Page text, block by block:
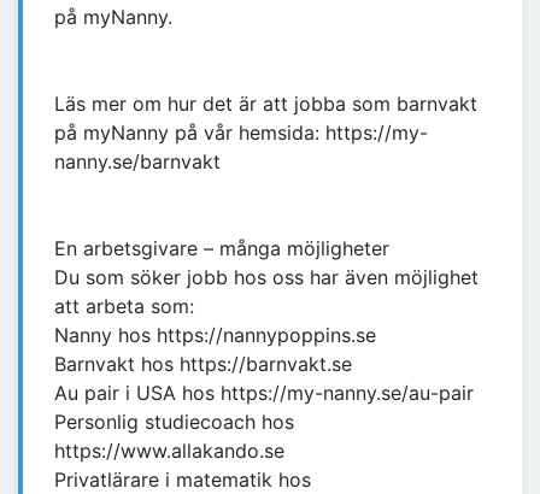
på myNanny.
Läs mer om hur det är att jobba som barnvakt
på myNanny på vår hemsida: https://my-
nanny.se/barnvakt
En arbetsgivare – många möjligheter
Du som söker jobb hos oss har även möjlighet
att arbeta som:
Nanny hos https://nannypoppins.se
Barnvakt hos https://barnvakt.se
Au pair i USA hos https://my-nanny.se/au-pair
Personlig studiecoach hos
https://www.allakando.se
Privatlärare i matematik hos